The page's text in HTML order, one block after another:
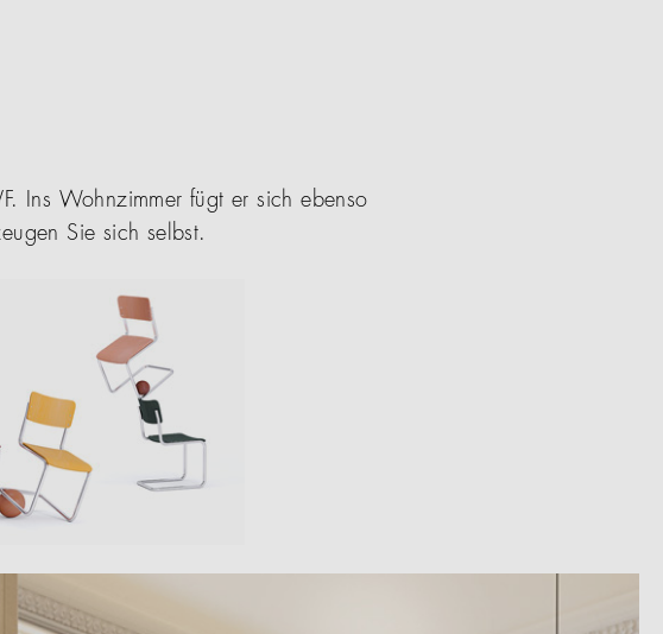
Ins Wohnzimmer fügt er sich ebenso
Sie sich selbst.